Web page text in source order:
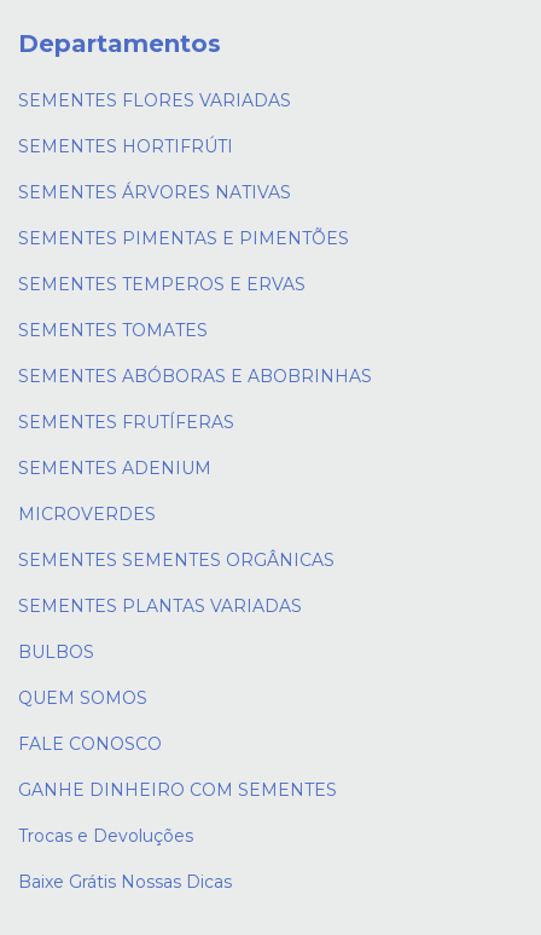
Departamentos
SEMENTES FLORES VARIADAS
SEMENTES HORTIFRÚTI
SEMENTES ÁRVORES NATIVAS
SEMENTES PIMENTAS E PIMENTÕES
SEMENTES TEMPEROS E ERVAS
SEMENTES TOMATES
SEMENTES ABÓBORAS E ABOBRINHAS
SEMENTES FRUTÍFERAS
SEMENTES ADENIUM
MICROVERDES
SEMENTES SEMENTES ORGÂNICAS
SEMENTES PLANTAS VARIADAS
BULBOS
QUEM SOMOS
FALE CONOSCO
GANHE DINHEIRO COM SEMENTES
Trocas e Devoluções
Baixe Grátis Nossas Dicas